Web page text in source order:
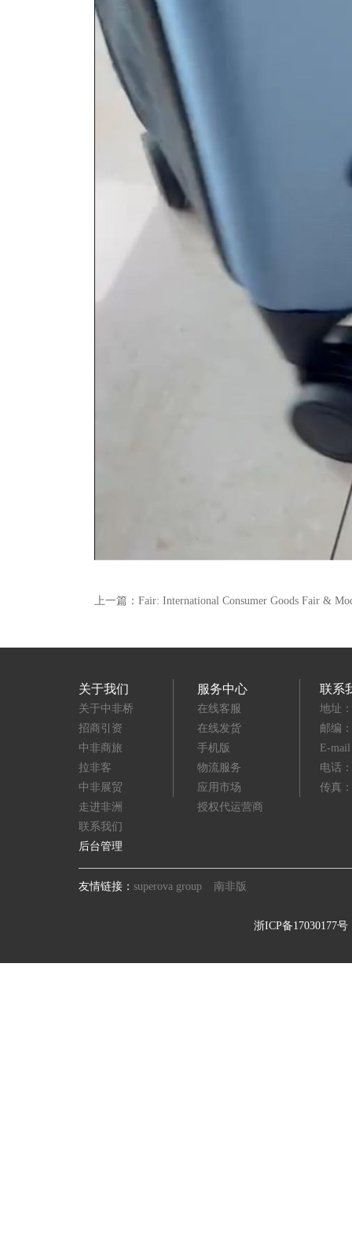
上一篇： Fair: International Consumer Goods Fair &
关于我们
关于中非桥
招商引资
中非商旅
拉非客
中非展贸
走进非洲
联系我们
后台管理
服务中心
在线客服
在线发货
手机版
物流服务
应用市场
授权代运营商
联系
地址
邮编
E-
电话
传真
友情链接： superova group 南非版
浙ICP备17030177号